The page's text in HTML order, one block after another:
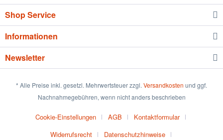
Shop Service
Informationen
Newsletter
* Alle Preise inkl. gesetzl. Mehrwertsteuer zzgl. Versandkosten und ggf.
Nachnahmegebühren, wenn nicht anders beschrieben
Cookie-Einstellungen AGB
Kontaktformular
Widerrufsrecht
Datenschutzhinweise